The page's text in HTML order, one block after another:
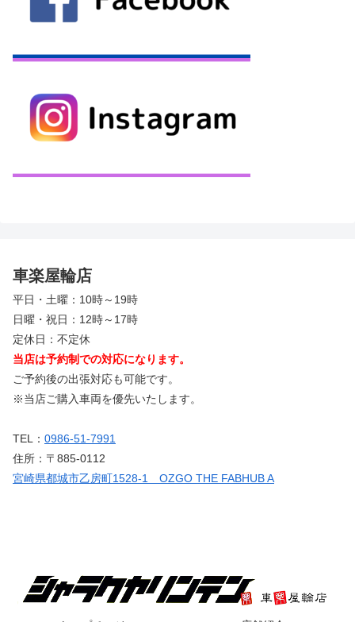
車楽屋輪店
平日・土曜：10時～19時
日曜・祝日：12時～17時
定休日：不定休
当店は予約制での対応になります。
ご予約後の出張対応も可能です。
※当店ご購入車両を優先いたします。
TEL： 0986-51-7991
住所：〒885-0112
宮崎県都城市乙房町1528-1 OZGO THE FABHUB A